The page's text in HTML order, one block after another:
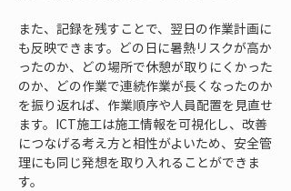
また、記録を残すことで、翌日の作業計画に
も反映できます。どの日に暑熱リスクが高か
ったのか、どの場所で休憩が取りにくかった
のか、どの作業で連続作業が長くなったのか
を振り返れば、作業順序や人員配置を見直せ
ます。ICT施工は施工情報を可視化し、改善
につなげる考え方と相性がよいため、安全管
理にも同じ発想を取り入れることができま
す。